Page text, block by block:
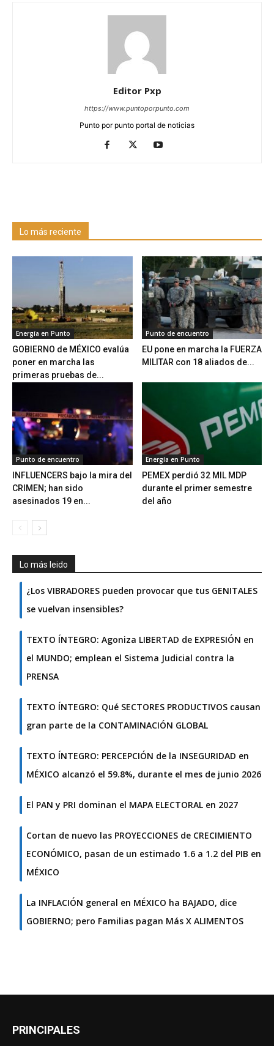
Editor Pxp
https://www.puntoporpunto.com
Punto por punto portal de noticias
Lo más reciente
Energía en Punto
GOBIERNO de MÉXICO evalúa
poner en marcha las
primeras pruebas de...
Punto de encuentro
EU pone en marcha la FUERZA
MILITAR con 18 aliados de...
Punto de encuentro
INFLUENCERS bajo la mira del
CRIMEN; han sido
asesinados 19 en...
Energía en Punto
PEMEX perdió 32 MIL MDP
durante el primer semestre
del año
Lo más leido
¿Los VIBRADORES pueden provocar que tus GENITALES
se vuelvan insensibles?
TEXTO ÍNTEGRO: Agoniza LIBERTAD de EXPRESIÓN en
el MUNDO; emplean el Sistema Judicial contra la
PRENSA
TEXTO ÍNTEGRO: Qué SECTORES PRODUCTIVOS causan
gran parte de la CONTAMINACIÓN GLOBAL
TEXTO ÍNTEGRO: PERCEPCIÓN de la INSEGURIDAD en
MÉXICO alcanzó el 59.8%, durante el mes de junio 2026
El PAN y PRI dominan el MAPA ELECTORAL en 2027
Cortan de nuevo las PROYECCIONES de CRECIMIENTO
ECONÓMICO, pasan de un estimado 1.6 a 1.2 del PIB en
MÉXICO
La INFLACIÓN general en MÉXICO ha BAJADO, dice
GOBIERNO; pero Familias pagan Más X ALIMENTOS
PRINCIPALES